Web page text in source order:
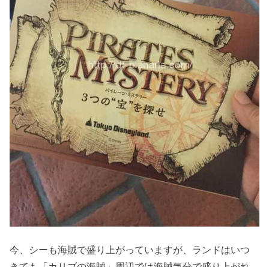
今、シーも海賊で盛り上がっていますが、ランドはいつ